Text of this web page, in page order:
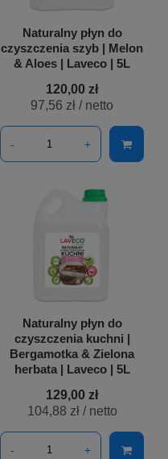
Naturalny płyn do
czyszczenia szyb | Melon
& Aloes | Laveco | 5L
120,00 zł
97,56 zł / netto
- +
Naturalny płyn do
czyszczenia kuchni |
Bergamotka & Zielona
herbata | Laveco | 5L
129,00 zł
104,88 zł/ netto
- +